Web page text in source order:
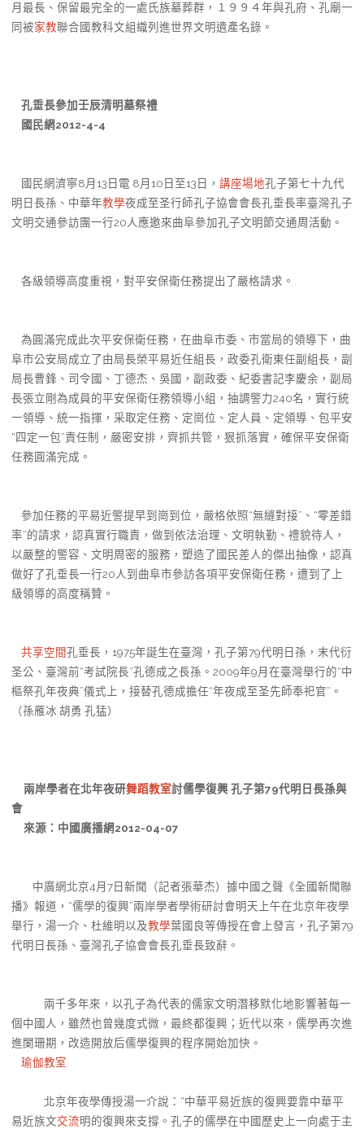
月最長、保留最完全的一處氏族墓葬群，１９９４年與孔府、孔廟一
同被家教聯合國教科文組織列進世界文明遺產名錄。
孔垂長參加壬辰清明墓祭禮
國民網2012-4-4
國民網濟寧8月13日電 8月10日至13日， 講座場地孔子第七十九代
明日長孫、中華年教學夜成至圣行師孔子協會會長孔垂長率臺灣孔子
文明交通參訪團一行20人應邀來曲阜參加孔子文明節交通周活動。
各級領導高度重視，對平安保衛任務提出了嚴格請求。
為圓滿完成此次平安保衛任務，在曲阜市委、市當局的領導下，曲
阜市公安局成立了由局長榮平易近任組長，政委孔衛東任副組長，副
局長曹鋒、司令國、丁德杰、吳國，副政委、紀委書記李慶余，副局
長張立剛為成員的平安保衛任務領導小組，抽調警力240名，實行統
一領導、統一指揮，采取定任務、定崗位、定人員、定領導、包平安
“四定一包”責任制，嚴密安排，齊抓共管，狠抓落實，確保平安保衛
任務圓滿完成。
參加任務的平易近警提早到崗到位，嚴格依照“無縫對接”、“零差錯
率”的請求，認真實行職責，做到依法治理、文明執勤、禮貌待人，
以嚴整的警容、文明周密的服務，塑造了國民差人的傑出抽像，認真
做好了孔垂長一行20人到曲阜市參訪各項平安保衛任務，遭到了上
級領導的高度稱贊。
共享空間孔垂長，1975年誕生在臺灣，孔子第79代明日孫，末代衍
圣公、臺灣前“考試院長”孔德成之長孫。2009年9月在臺灣舉行的“中
樞祭孔年夜典”儀式上，接替孔德成擔任“年夜成至圣先師奉祀官”。
（孫雁冰 胡勇 孔猛）
兩岸學者在北年夜研舞蹈教室討儒學復興 孔子第79代明日長孫與
會
來源：中國廣播網2012-04-07
中廣網北京4月7日新聞（記者張華杰）據中國之聲《全國新聞聯
播》報道，“儒學的復興”兩岸學者學術研討會明天上午在北京年夜學
舉行，湯一介、杜維明以及教學葉國良等傳授在會上發言，孔子第79
代明日長孫、臺灣孔子協會會長孔垂長致辭。
兩千多年來，以孔子為代表的儒家文明潛移默化地影響著每一
個中國人，雖然也曾幾度式微，最終都復興；近代以來，儒學再次進
進闌珊期，改造開放后儒學復興的程序開始加快。
瑜伽教室
北京年夜學傳授湯一介說：“中華平易近族的復興要靠中華平
易近族文交流明的復興來支撐。孔子的儒學在中國歷史上一向處于主